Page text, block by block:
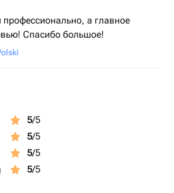
профессионально, а главное
Спасибо большое!
5/5
5/5
5/5
5/5